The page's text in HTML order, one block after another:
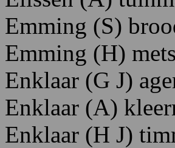
Emming (S)
Emming (H)
Enklaar (G J)
Enklaar (A)
Enklaar (H J)